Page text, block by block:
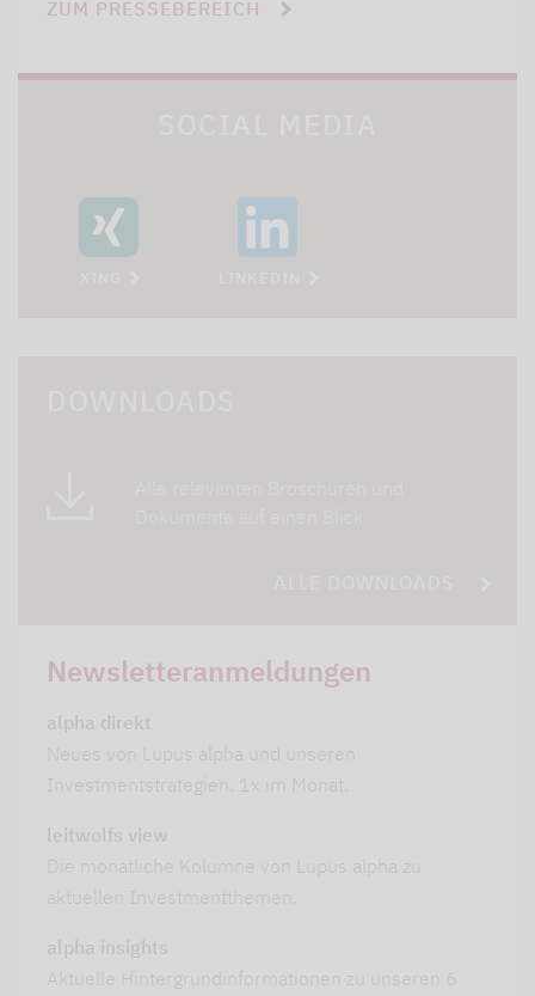
ZUM PRESSEBEREICH
Newsletteranmeldungen
alpha direkt
Neues von Lupus alpha und unseren
Investmentstrategien. 1x im Monat.
leitwolfs view
Die monatliche Kolumne von Lupus alpha zu
aktuellen Investmentthemen.
alpha insights
Aktuelle Hintergrundinformationen zu unseren 6